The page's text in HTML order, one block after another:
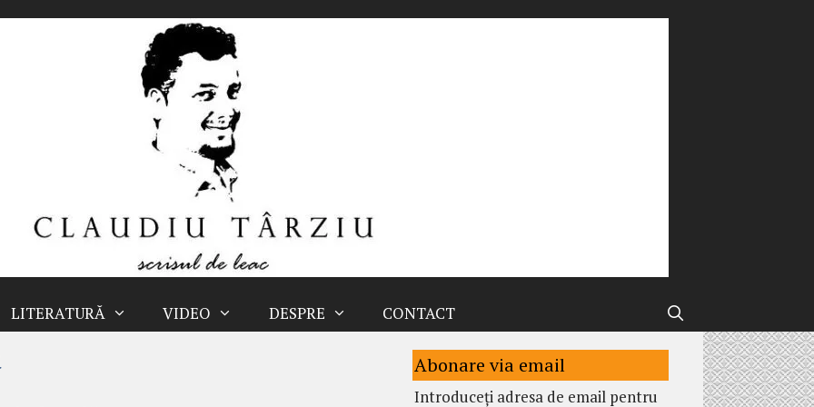
LITERATURĂ VIDEO DESPRE CONTACT
Abonare via email
Introduceți adresa de email pentru